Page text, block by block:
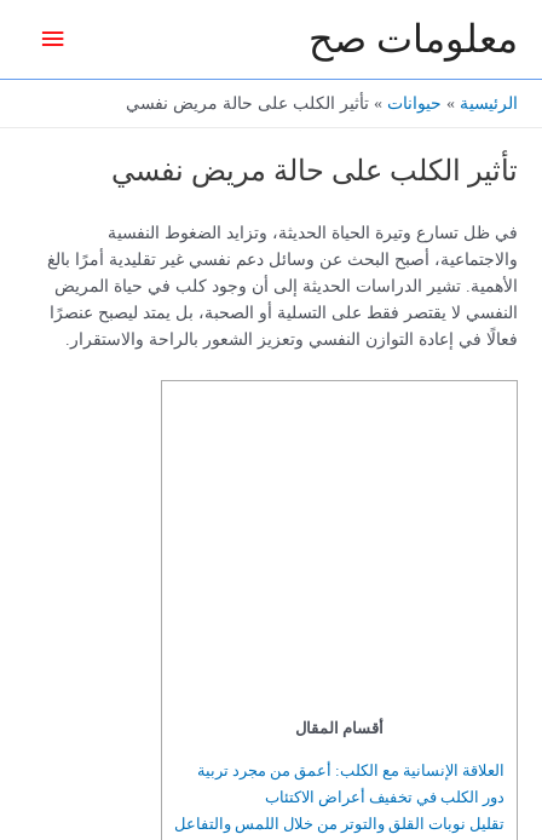
معلومات صح
الرئيسية حيوانات تأثير الكلب على حالة مريض نفسي
تأثير الكلب على حالة مريض نفسي
في ظل تسارع وتيرة الحياة الحديثة، وتزايد الضغوط النفسية
والاجتماعية، أصبح البحث عن وسائل دعم نفسي غير تقليدية أمرًا بالغ
الأهمية. تشير الدراسات الحديثة إلى أن وجود كلب في حياة المريض
النفسي لا يقتصر فقط على التسلية أو الصحبة، بل يمتد ليصبح عنصرًا
فعالًا في إعادة التوازن النفسي وتعزيز الشعور بالراحة والاستقرار.
أقسام المقال
العلاقة الإنسانية مع الكلب: أعمق من مجرد تربية
دور الكلب في تخفيف أعراض الاكتئاب
تقليل نوبات القلق والتوتر من خلال اللمس والتفاعل